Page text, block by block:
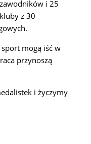
i 25
z 30
mogą iść w
przynoszą
i życzymy